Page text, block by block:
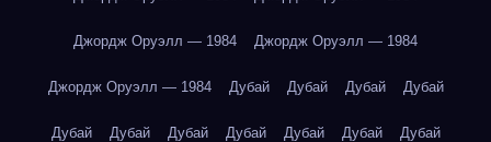
Джордж Оруэлл — 1984 Джордж Оруэлл — 1984
Джордж Оруэлл — 1984 Дубай Дубай Дубай Дубай
Дубай Дубай Дубай Дубай Дубай Дубай Дубай